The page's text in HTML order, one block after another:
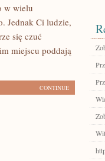
w wielu
Jednak Ci ludzie,
się czuć
miejscu poddają
CONTINUE